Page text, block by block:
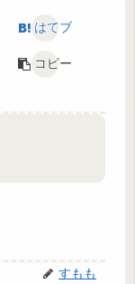
はてブ
コピー
すもも